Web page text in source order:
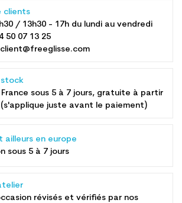
clients
/ 13h30 - 17h du lundi au vendredi
50 07 13 25
stock
France sous 5 à 7 jours, gratuite à partir
juste avant le paiement)
ailleurs en europe
sous 5 à 7 jours
révisés et vérifiés par nos